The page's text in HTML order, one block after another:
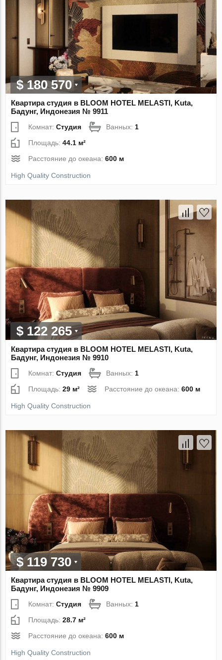
$ 180 570
Квартира студия в BLOOM HOTEL MELASTI, Kuta,
Бадунг, Индонезия № 9911
Комнат:Студия Ванных: 1
Площадь:44.1 м²
Расстояние до океана:600 м
High Quality Construction
$ 122 265
Квартира студия в BLOOM HOTEL MELASTI, Kuta,
Бадунг, Индонезия № 9910
Комнат:Студия Ванных:1
Площадь:29 м² Расстояние до океана:600 м
High Quality Construction
$ 119 730
Квартира студия в BLOOM HOTEL MELASTI, Kuta,
Бадунг, Индонезия № 9909
Комнат:Студия Ванных: 1
Площадь:28.7 м²
Расстояние до океана:600 м
High Quality Construction